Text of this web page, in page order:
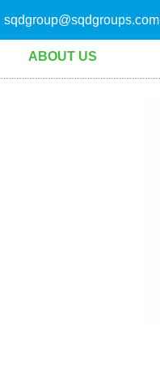
sqdgroup@sqdgroups.com
ABOUT US